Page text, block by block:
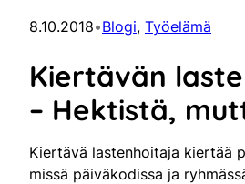
8.10.2018•Blogi, Työelämä
Kiertävän
– Hektistä,
Kiertävä lastenhoitaja kiertää
missä päiväkodissa ja